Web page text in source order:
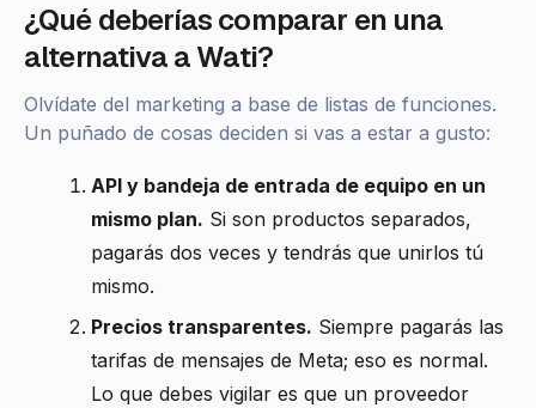
¿Qué deberías comparar en una
alternativa a Wati?
Olvídate del marketing a base de listas de funciones.
Un puñado de cosas deciden si vas a estar a gusto:
API y bandeja de entrada de equipo en un
mismo plan. Si son productos separados,
pagarás dos veces y tendrás que unirlos tú
mismo.
Precios transparentes. Siempre pagarás las
tarifas de mensajes de Meta; eso es normal.
Lo que debes vigilar es que un proveedor